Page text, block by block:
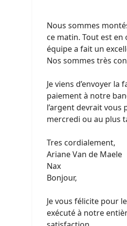
Nous sommes
ce matin. Tout est en
équipe a fait un
Nos sommes très
Je viens d’envoyer la
paiement à notre
l’argent devrait vous
mercredi ou au plus
Tres cordialement,
Ariane Van de Maele
Nax
Bonjour,
Je vous félicite pour
exécuté à notre